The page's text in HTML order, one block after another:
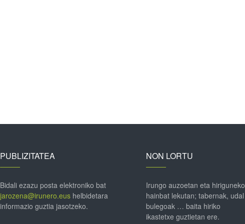
PUBLIZITATEA
Bidali ezazu posta elektroniko bat
jarozena@irunero.eushelbidetara
informazio guztia jasotzeko.
NON LORTU
Irungo auzoetan eta hiriguneko
hainbat lekutan; tabernak, udal
bulegoak … baita hiriko
ikastetxe guztietan ere.